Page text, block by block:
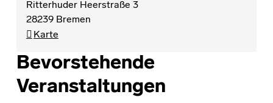
Ritterhuder Heerstraße 3
28239 Bremen
Karte
Bevorstehende
Veranstaltungen